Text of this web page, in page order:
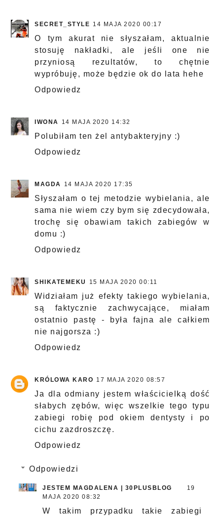
SECRET_STYLE 14 MAJA 2020 00:17
O tym akurat nie słyszałam, aktualnie
stosuję nakładki, ale jeśli one nie
przyniosą rezultatów, to chętnie
wypróbuję, może będzie ok do lata hehe
Odpowiedz
IWONA 14 MAJA 2020 14:32
Polubiłam ten żel antybakteryjny :)
Odpowiedz
MAGDA 14 MAJA 2020 17:35
Słyszałam o tej metodzie wybielania, ale
sama nie wiem czy bym się zdecydowała,
trochę się obawiam takich zabiegów w
domu :)
Odpowiedz
SHIKATEMEKU 15 MAJA 2020 00:11
Widziałam już efekty takiego wybielania,
są faktycznie zachwycające, miałam
ostatnio pastę - była fajna ale całkiem
nie najgorsza :)
Odpowiedz
KRÓLOWA KARO 17 MAJA 2020 08:57
Ja dla odmiany jestem właścicielką dość
słabych zębów, więc wszelkie tego typu
zabiegi robię pod okiem dentysty i po
cichu zazdroszczę.
Odpowiedz
Odpowiedzi
JESTEM MAGDALENA | 30PLUSBLOG
19
MAJA 2020 08:32
W takim przypadku takie zabiegi